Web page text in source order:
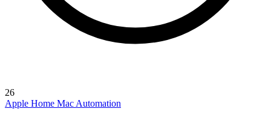
26
Apple Home Mac Automation